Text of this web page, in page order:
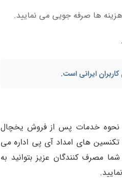
ها صرفه جویی می نمایید.
ایرانی است.
نحوه خدمات پس از فروش یخچال
های امداد آی پی اداره می
مصرف کنندگان عزیز بتوانید به